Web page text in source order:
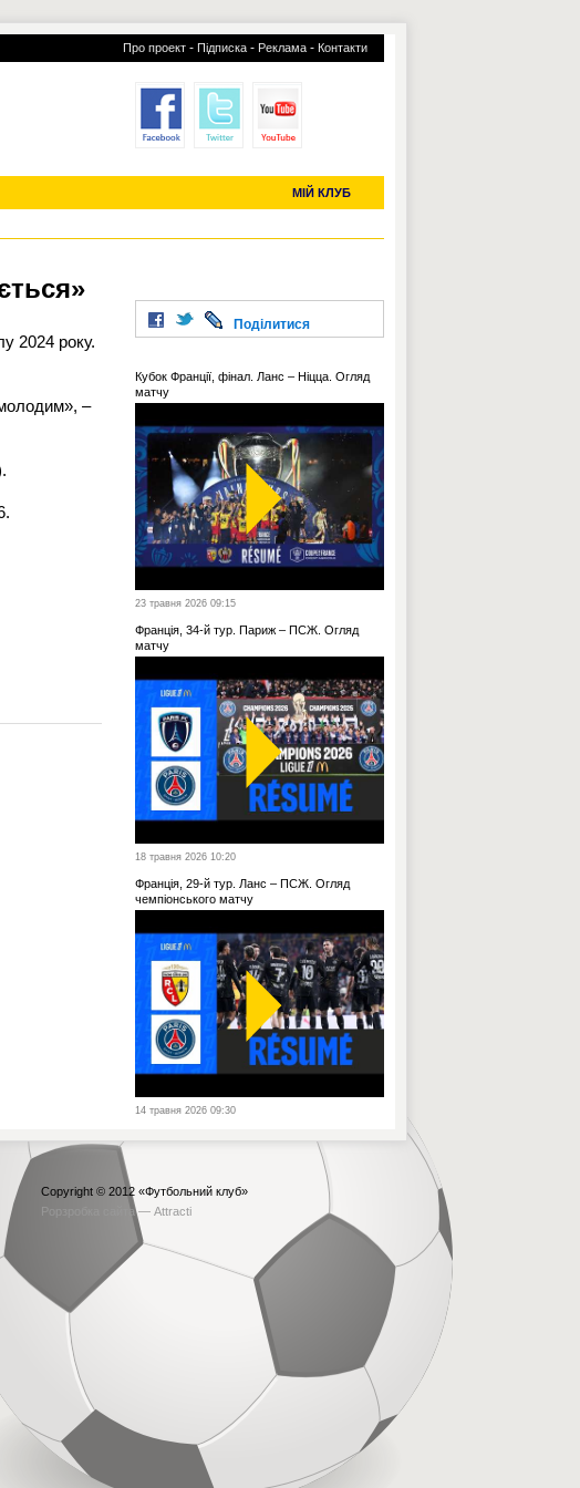
Про проект - Підписка - Реклама - Контакти
МІЙ КЛУБ
УСІ ТРАНСФЕРИ
2024 року.
–
Поділитися
Кубок Франції, фінал. Ланс – Ніцца. Огляд
матчу
23 травня 2026 09:15
Франція, 34-й тур. Париж – ПСЖ. Огляд
матчу
18 травня 2026 10:20
Франція, 29-й тур. Ланс – ПСЖ. Огляд
чемпіонського матчу
14 травня 2026 09:30
Copyright © 2012 «Футбольний клуб»
Рорзробка сайта — Attracti